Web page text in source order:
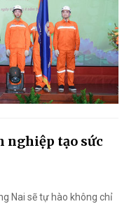
nghiệp tạo sức
Nai sẽ tự hào không chỉ